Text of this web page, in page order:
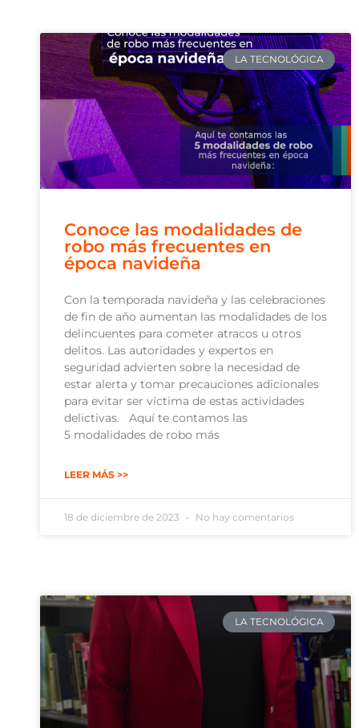
LA TECNOLÓGICA
Conoce las modalidades de
robo más frecuentes en
época navideña
Con la temporada navideña y las celebraciones
de fin de año aumentan las modalidades de los
delincuentes para cometer atracos u otros
delitos. Las autoridades y expertos en
seguridad advierten sobre la necesidad de
estar alerta y tomar precauciones adicionales
para evitar ser víctima de estas actividades
delictivas. Aquí te contamos las
5 modalidades de robo más
LEER MÁS >>
18 de diciembre de 2023 No hay comentarios
LA TECNOLÓGICA